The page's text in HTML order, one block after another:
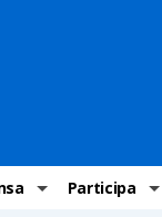
Participa